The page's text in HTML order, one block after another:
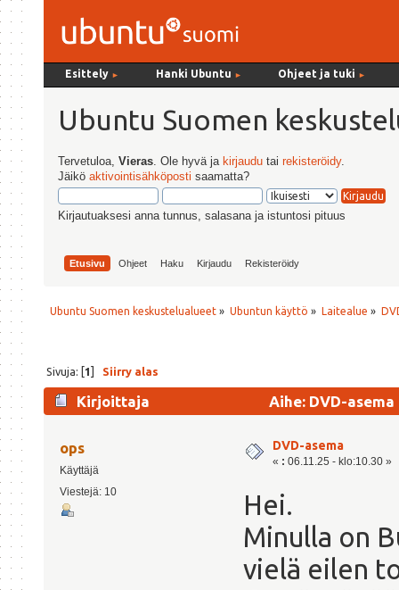
Esittely ► Hanki Ubuntu ► Ohjeet ja tuki ►
Ubuntu Suomen
Tervetuloa,Vieras . Ole hyvä ja kirjaudu tairekisteröidy.
Jäiköaktivointisähköposti saamatta?
Kirjautuaksesi anna tunnus, salasana ja istuntosi pituus
Etusivu Ohjeet Haku Kirjaudu Rekisteröidy
Ubuntu Suomen keskustelualueet » Ubuntun käyttö » Laitealue »
Sivuja: [1] Siirry alas
Kirjoittaja Aihe: DVD-
ops
Käyttäjä
Viestejä: 10
DVD-asema
« : 06.11.25 - klo:10.30 »
Hei.
Minulla on
vielä eilen